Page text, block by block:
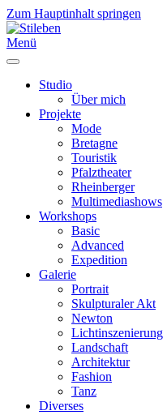
Zum Hauptinhalt springen
Menü
Studio
Über mich
Projekte
Mode
Bretagne
Touristik
Pfalztheater
Rheinberger
Multimediashows
Workshops
Basic
Advanced
Expedition
Galerie
Portrait
Skulpturaler Akt
Newton
Lichtinszenierung
Landschaft
Architektur
Fashion
Tanz
Diverses